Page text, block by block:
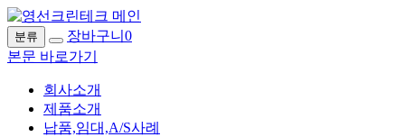
분류 장바구니 0
본문 바로가기
회사소개
제품소개
납품,임대,A/S사례